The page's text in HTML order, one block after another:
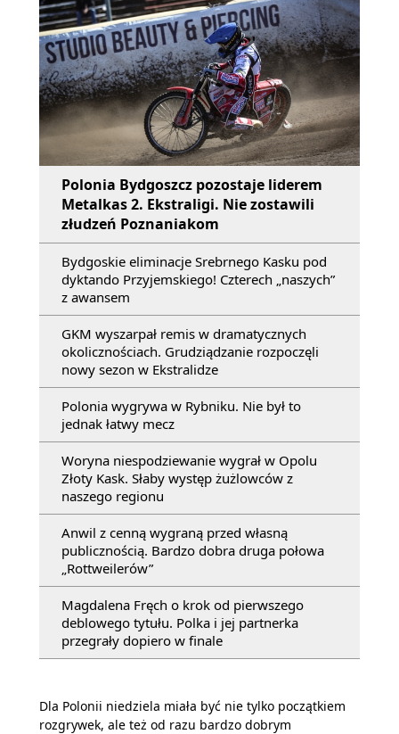
Polonia Bydgoszcz pozostaje liderem
Metalkas 2. Ekstraligi. Nie zostawili
złudzeń Poznaniakom
Bydgoskie eliminacje Srebrnego Kasku pod
dyktando Przyjemskiego! Czterech „naszych”
z awansem
GKM wyszarpał remis w dramatycznych
okolicznościach. Grudziądzanie rozpoczęli
nowy sezon w Ekstralidze
Polonia wygrywa w Rybniku. Nie był to
jednak łatwy mecz
Woryna niespodziewanie wygrał w Opolu
Złoty Kask. Słaby występ żużlowców z
naszego regionu
Anwil z cenną wygraną przed własną
publicznością. Bardzo dobra druga połowa
„Rottweilerów”
Magdalena Fręch o krok od pierwszego
deblowego tytułu. Polka i jej partnerka
przegrały dopiero w finale
Dla Polonii niedziela miała być nie tylko początkiem
rozgrywek, ale też od razu bardzo dobrym